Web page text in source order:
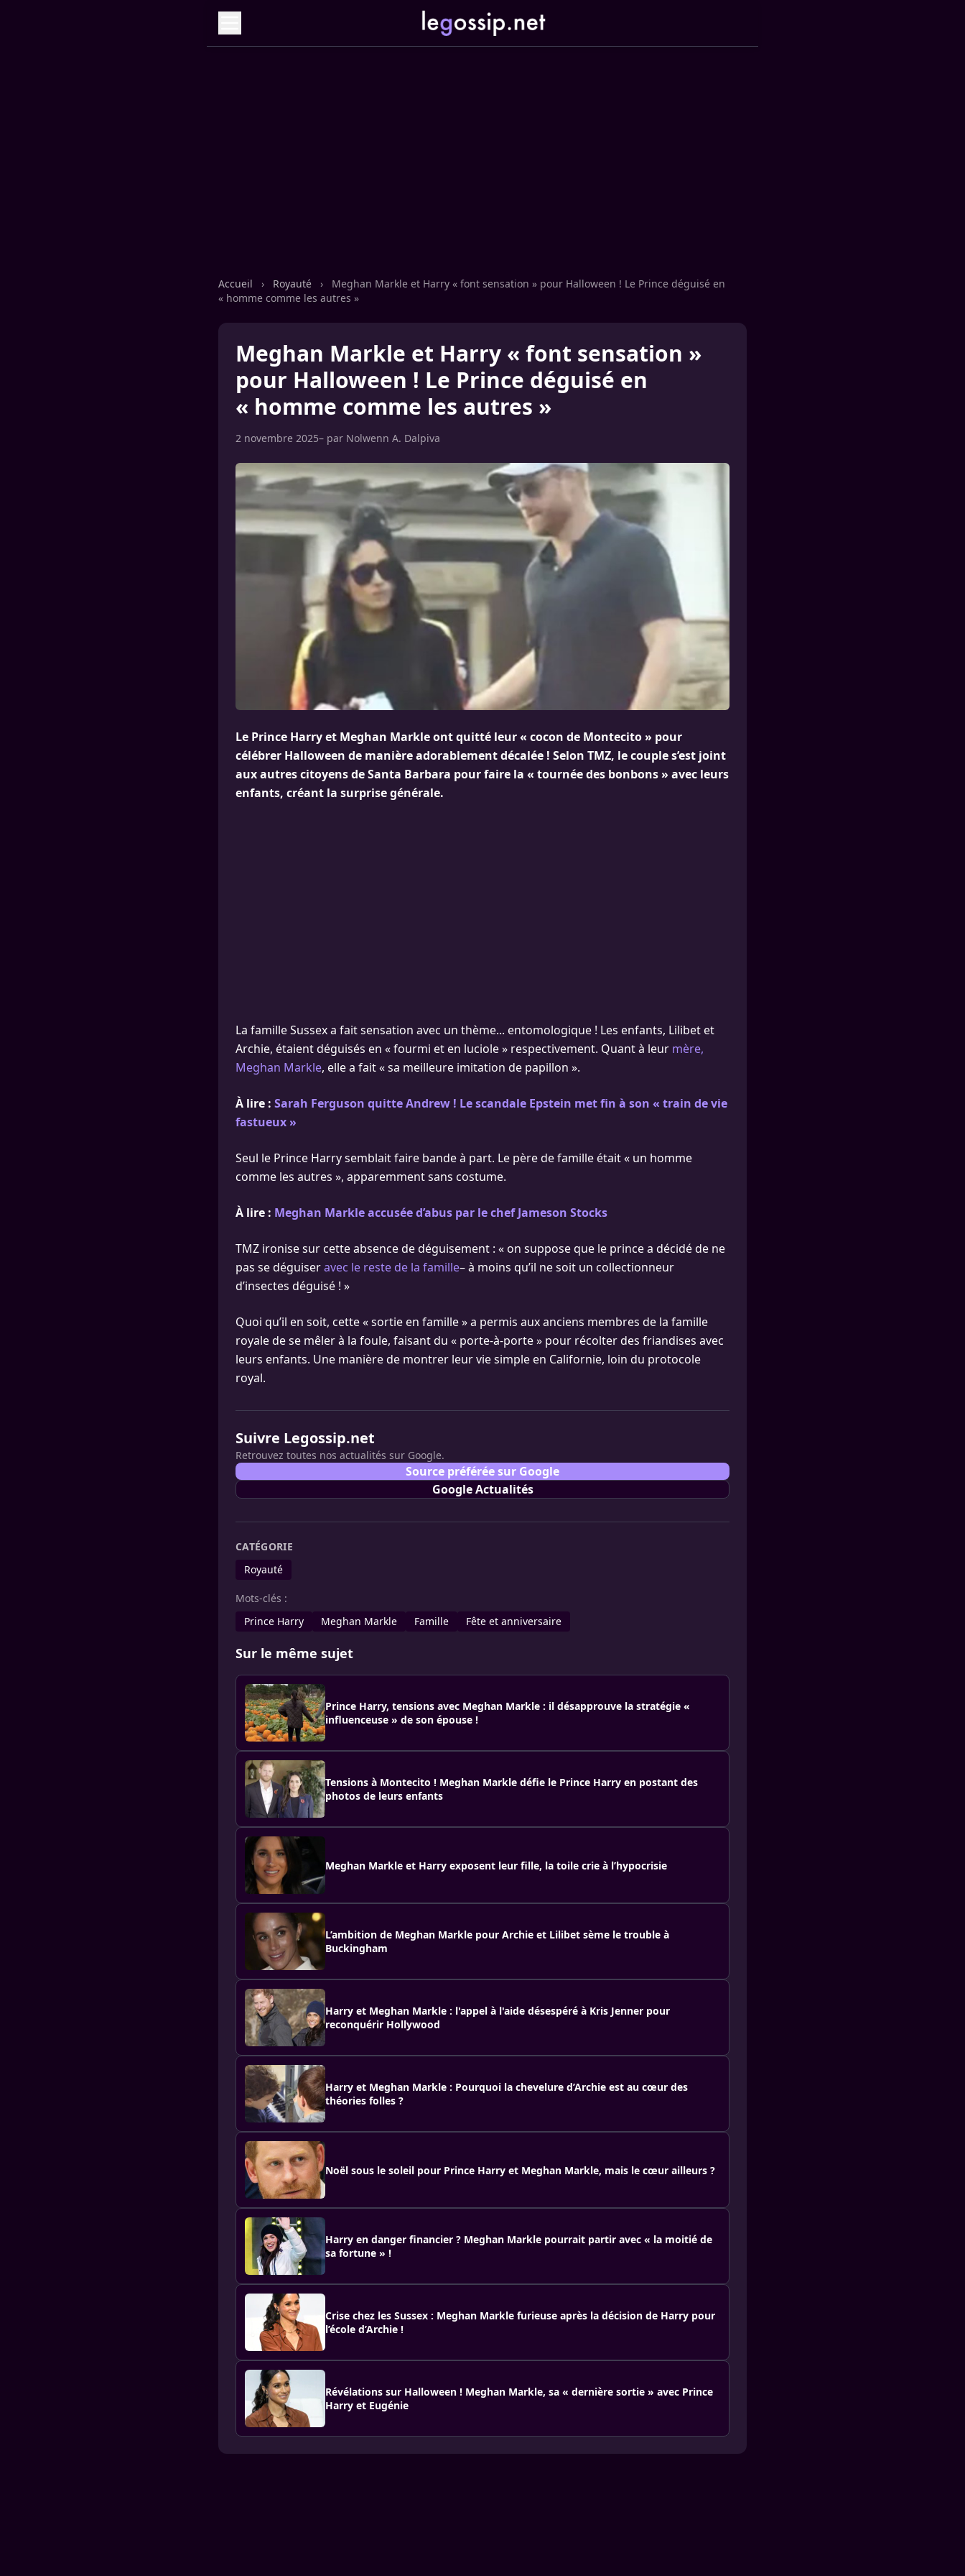
Accueil › Royauté ›
Meghan Markle et Harry « font sensation » pour Halloween ! Le Prince déguisé en
« homme comme les autres »
Meghan Markle et Harry « font sensation »
pour Halloween ! Le Prince déguisé en
« homme comme les autres »
2 novembre 2025– par Nolwenn A. Dalpiva
Le Prince Harry et Meghan Markle ont quitté leur « cocon de Montecito » pour
célébrer Halloween de manière adorablement décalée ! Selon TMZ, le couple s’est joint
aux autres citoyens de Santa Barbara pour faire la « tournée des bonbons » avec leurs
enfants, créant la surprise générale.
La famille Sussex a fait sensation avec un thème... entomologique ! Les enfants, Lilibet et
Archie, étaient déguisés en « fourmi et en luciole » respectivement. Quant à leur mère,
Meghan Markle, elle a fait « sa meilleure imitation de papillon ».
À lire : Sarah Ferguson quitte Andrew ! Le scandale Epstein met fin à son « train de vie
fastueux »
Seul le Prince Harry semblait faire bande à part. Le père de famille était « un homme
comme les autres », apparemment sans costume.
À lire : Meghan Markle accusée d’abus par le chef Jameson Stocks
TMZ ironise sur cette absence de déguisement : « on suppose que le prince a décidé de ne
pas se déguiseravec le reste de la famille– à moins qu’il ne soit un collectionneur
d’insectes déguisé ! »
Quoi qu’il en soit, cette « sortie en famille » a permis aux anciens membres de la famille
royale de se mêler à la foule, faisant du « porte-à-porte » pour récolter des friandises avec
leurs enfants. Une manière de montrer leur vie simple en Californie, loin du protocole
royal.
Suivre Legossip.net
Retrouvez toutes nos actualités sur Google.
Source préférée sur Google
Google Actualités
CATÉGORIE
Royauté
Mots-clés :
Prince Harry
Meghan Markle Famille Fête et anniversaire
Sur le même sujet
Prince Harry, tensions avec Meghan Markle : il désapprouve la stratégie «
influenceuse » de son épouse !
Tensions à Montecito ! Meghan Markle défie le Prince Harry en postant des
photos de leurs enfants
Meghan Markle et Harry exposent leur fille, la toile crie à l’hypocrisie
L’ambition de Meghan Markle pour Archie et Lilibet sème le trouble à
Buckingham
Harry et Meghan Markle : l'appel à l'aide désespéré à Kris Jenner pour
reconquérir Hollywood
Harry et Meghan Markle : Pourquoi la chevelure d’Archie est au cœur des
théories folles ?
Noël sous le soleil pour Prince Harry et Meghan Markle, mais le cœur ailleurs ?
Harry en danger financier ? Meghan Markle pourrait partir avec « la moitié de
sa fortune » !
Crise chez les Sussex : Meghan Markle furieuse après la décision de Harry pour
l’école d’Archie !
Révélations sur Halloween ! Meghan Markle, sa « dernière sortie » avec Prince
Harry et Eugénie